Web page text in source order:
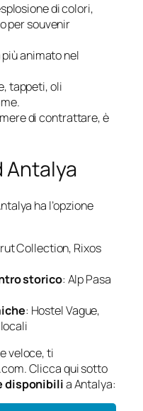
di colori,
per souvenir
animato nel
tappeti, oli
di contrattare, è
Antalya
ha l’opzione
Collection, Rixos
storico: Alp Pasa
: Hostel Vague,
veloce, ti
Clicca qui sotto
disponibilia Antalya: